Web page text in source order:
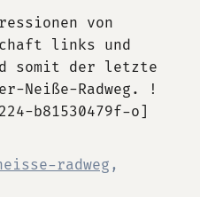
von
links und
somit der letzte
Neiße-Radweg. !
b81530479f-o]
radweg,